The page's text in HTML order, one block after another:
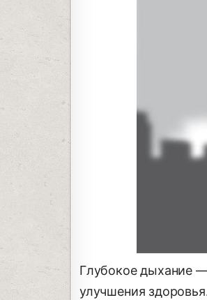
Глубокое дыхание
улучшения